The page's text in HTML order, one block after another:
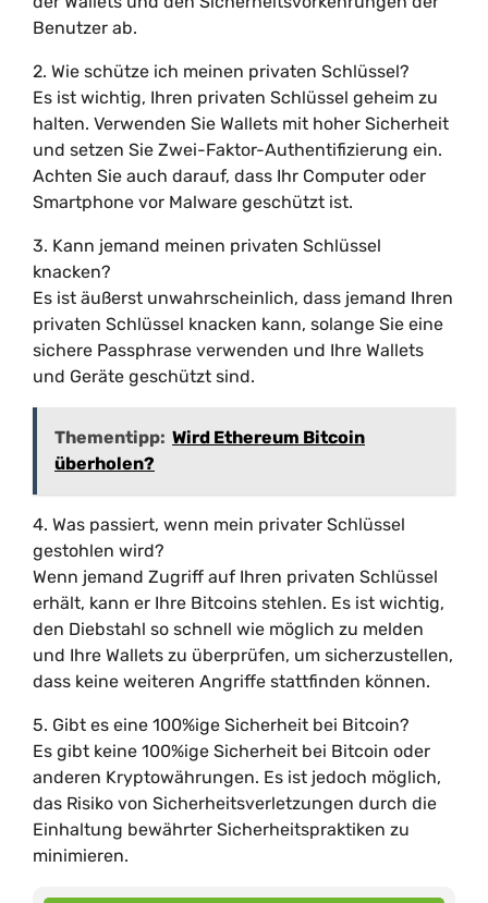
Benutzer ab.
2. Wie schütze ich meinen privaten Schlüssel?
Es ist wichtig, Ihren privaten Schlüssel geheim zu
halten. Verwenden Sie Wallets mit hoher Sicherheit
und setzen Sie Zwei-Faktor-Authentifizierung ein.
Achten Sie auch darauf, dass Ihr Computer oder
Smartphone vor Malware geschützt ist.
3. Kann jemand meinen privaten Schlüssel
knacken?
Es ist äußerst unwahrscheinlich, dass jemand Ihren
privaten Schlüssel knacken kann, solange Sie eine
sichere Passphrase verwenden und Ihre Wallets
und Geräte geschützt sind.
Thementipp: Wird Ethereum Bitcoin
überholen?
4. Was passiert, wenn mein privater Schlüssel
gestohlen wird?
Wenn jemand Zugriff auf Ihren privaten Schlüssel
erhält, kann er Ihre Bitcoins stehlen. Es ist wichtig,
den Diebstahl so schnell wie möglich zu melden
und Ihre Wallets zu überprüfen, um sicherzustellen,
dass keine weiteren Angriffe stattfinden können.
5. Gibt es eine 100%ige Sicherheit bei Bitcoin?
Es gibt keine 100%ige Sicherheit bei Bitcoin oder
anderen Kryptowährungen. Es ist jedoch möglich,
das Risiko von Sicherheitsverletzungen durch die
Einhaltung bewährter Sicherheitspraktiken zu
minimieren.